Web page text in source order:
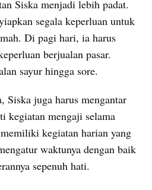
Siska menjadi lebih padat.
segala keperluan untuk
Di pagi hari, ia harus
berjualan pasar.
sayur hingga sore.
Siska juga harus mengantar
kegiatan mengaji selama
kegiatan harian yang
waktunya dengan baik
sepenuh hati.